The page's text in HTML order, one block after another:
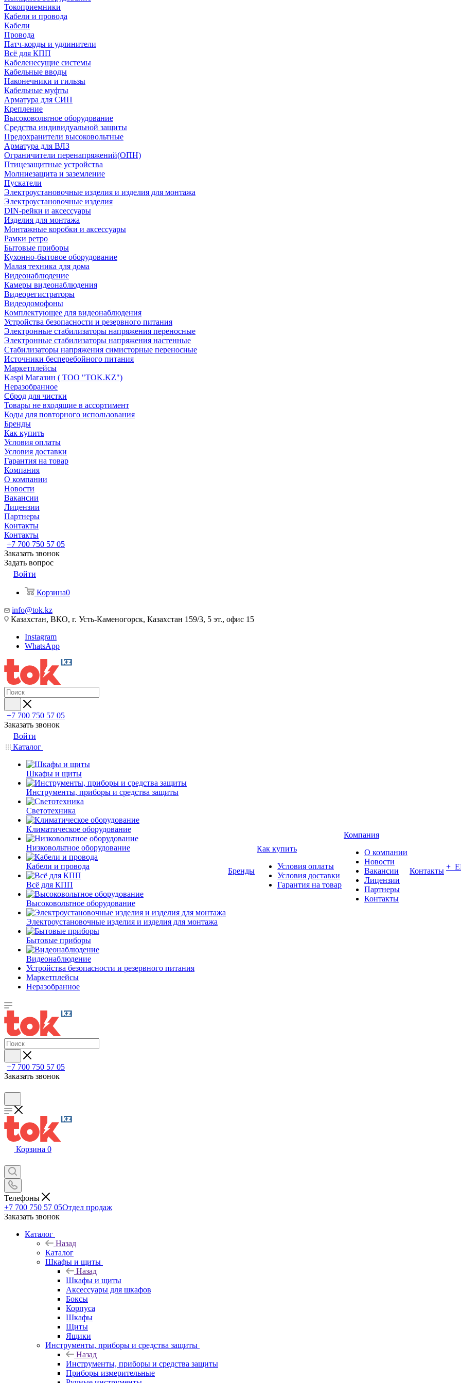
Токоприемники
Кабели и провода
Кабели
Провода
Патч-корды и удлинители
Всё для КПП
Кабеленесущие системы
Кабельные вводы
Наконечники и гильзы
Кабельные муфты
Арматура для СИП
Крепление
Высоковольтное оборудование
Средства индивидуальной защиты
Предохранители высоковольтные
Арматура для ВЛЗ
Ограничители перенапряжений(ОПН)
Птицезащитные устройства
Молниезащита и заземление
Пускатели
Электроустановочные изделия и изделия для монтажа
Электроустановочные изделия
DIN-рейки и аксессуары
Изделия для монтажа
Монтажные коробки и аксессуары
Рамки ретро
Бытовые приборы
Кухонно-бытовое оборудование
Малая техника для дома
Видеонаблюдение
Камеры видеонаблюдения
Видеорегистраторы
Видеодомофоны
Комплектующее для видеонаблюдения
Устройства безопасности и резервного питания
Электронные стабилизаторы напряжения переносные
Электронные стабилизаторы напряжения настенные
Стабилизаторы напряжения симисторные переносные
Источники бесперебойного питания
Маркетплейсы
Kaspi Магазин ( ТОО "TOK.KZ")
Неразобранное
Сброд для чистки
Товары не входящие в ассортимент
Коды для повторного использования
Бренды
Как купить
Условия оплаты
Условия доставки
Гарантия на товар
Компания
О компании
Новости
Вакансии
Лицензии
Партнеры
Контакты
Контакты
+7 700 750 57 05
Заказать звонок
Задать вопрос
Войти
Корзина0
info@tok.kz
Казахстан, ВКО, г. Усть-Каменогорск, Казахстан 159/3, 5 эт., офис 15
Instagram
WhatsApp
+7 700 750 57 05
Заказать звонок
Войти
Каталог
Шкафы и щиты
Инструменты, приборы и средства защиты
Светотехника
Климатическое оборудование
Низковольтное оборудование
Кабели и провода
Всё для КПП
Высоковольтное оборудование
Электроустановочные изделия и изделия для монтажа
Бытовые приборы
Видеонаблюдение
Устройства безопасности и резервного питания
Маркетплейсы
Неразобранное
Бренды
Как купить
Условия оплаты
Условия доставки
Гарантия на товар
Компания
О компании
Новости
Вакансии
Лицензии
Партнеры
Контакты
Контакты +
+7 700 750 57 05
Заказать звонок
Корзина 0
Телефоны
+7 700 750 57 05Отдел продаж
Заказать звонок
Каталог
Назад
Каталог
Шкафы и щиты
Назад
Шкафы и щиты
Аксессуары для шкафов
Боксы
Корпуса
Шкафы
Щиты
Ящики
Инструменты, приборы и средства защиты
Назад
Инструменты, приборы и средства защиты
Приборы измерительные